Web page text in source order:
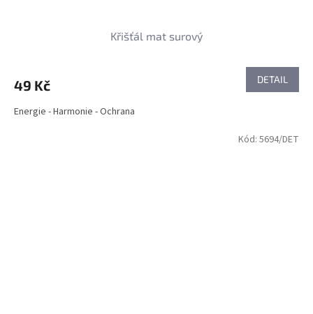
Křišťál mat surový
49 Kč DETAIL
Energie - Harmonie - Ochrana
Kód: 5694/DET